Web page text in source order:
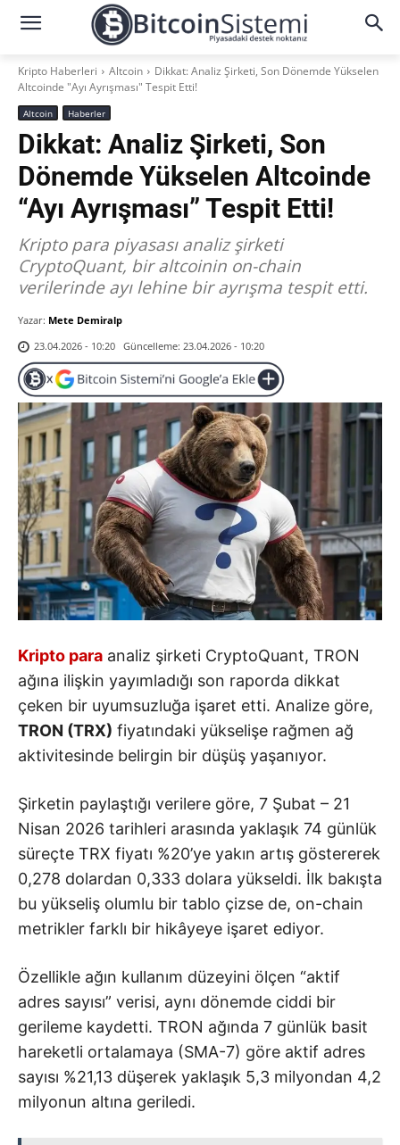
Kripto Haberleri Altcoin
Dikkat: Analiz Şirketi, Son Dönemde Yükselen
Altcoinde "Ayı Ayrışması" Tespit Etti!
Altcoin Haberler
Dikkat: Analiz Şirketi, Son
Dönemde Yükselen Altcoinde
“Ayı Ayrışması” Tespit Etti!
Kripto para piyasası analiz şirketi
CryptoQuant, bir altcoinin on-chain
verilerinde ayı lehine bir ayrışma tespit etti.
Yazar: Mete Demiralp
23.04.2026 - 10:20 Güncelleme: 23.04.2026 - 10:20
Kripto para analiz şirketi CryptoQuant, TRON
ağına ilişkin yayımladığı son raporda dikkat
çeken bir uyumsuzluğa işaret etti. Analize göre,
TRON (TRX) fiyatındaki yükselişe rağmen ağ
aktivitesinde belirgin bir düşüş yaşanıyor.
Şirketin paylaştığı verilere göre, 7 Şubat – 21
Nisan 2026 tarihleri arasında yaklaşık 74 günlük
süreçte TRX fiyatı %20’ye yakın artış göstererek
0,278 dolardan 0,333 dolara yükseldi. İlk bakışta
bu yükseliş olumlu bir tablo çizse de, on-chain
metrikler farklı bir hikâyeye işaret ediyor.
Özellikle ağın kullanım düzeyini ölçen “aktif
adres sayısı” verisi, aynı dönemde ciddi bir
gerileme kaydetti. TRON ağında 7 günlük basit
hareketli ortalamaya (SMA-7) göre aktif adres
sayısı %21,13 düşerek yaklaşık 5,3 milyondan 4,2
milyonun altına geriledi.